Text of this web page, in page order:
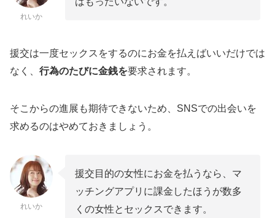
れいか
援交は一度セックスをするのにお金を払えばいいだけでは
なく、 行為のたびに金銭を要求されます。
そこからの進展も期待できないため、SNSでの出会いを
求めるのはやめておきましょう。
れいか
援交目的の女性にお金を払うなら、マ
ッチングアプリに課金したほうが数多
くの女性とセックスできます。